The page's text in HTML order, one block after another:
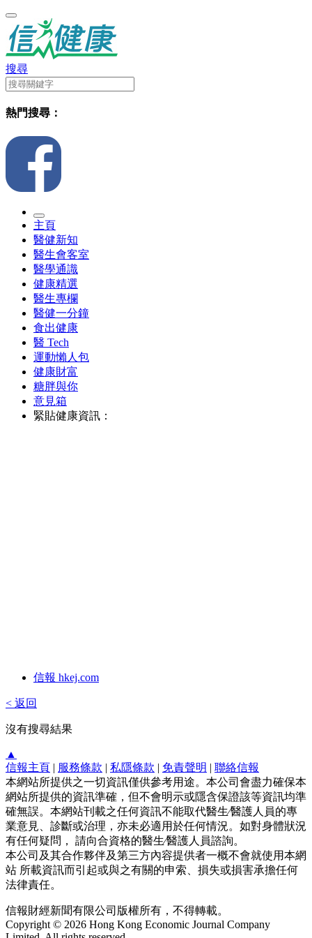
搜尋
熱門搜尋：
主頁
醫健新知
醫生會客室
醫學通識
健康精選
醫生專欄
醫健一分鐘
食出健康
醫 Tech
運動懶人包
健康財富
糖胖與你
意見箱
緊貼健康資訊：
信報 hkej.com
< 返回
沒有搜尋結果
▲
信報主頁 | 服務條款 | 私隱條款 | 免責聲明 | 聯絡信報
本網站所提供之一切資訊僅供參考用途。本公司會盡力確保本
網站所提供的資訊準確，但不會明示或隱含保證該等資訊均準
確無誤。本網站刊載之任何資訊不能取代醫生∕醫護人員的專
業意見、診斷或治理，亦未必適用於任何情況。如對身體狀況
有任何疑問， 請向合資格的醫生∕醫護人員諮詢。
本公司及其合作夥伴及第三方內容提供者一概不會就使用本網
站 所載資訊而引起或與之有關的申索、損失或損害承擔任何
法律責任。
信報財經新聞有限公司版權所有，不得轉載。
Copyright © 2026 Hong Kong Economic Journal Company